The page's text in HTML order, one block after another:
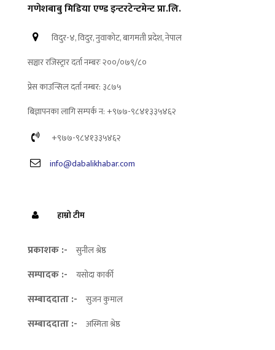
गणेशबाबु मिडिया एण्ड इन्टरटेन्टमेन्ट प्रा.लि.
विदुर-४, विदुर, नुवाकोट, बागमती प्रदेश, नेपाल
सञ्चार रजिस्ट्रार दर्ता नम्बरः २००/०७९/८०
प्रेस काउन्सिल दर्ता नम्बर: ३८७५
बिज्ञापनका लागि सम्पर्क न: +९७७-९८४१३३५४६२
+९७७-९८४१३३५४६२
info@dabalikhabar.com
हाम्रो टीम
प्रकाशक :- सुनील श्रेष्ठ
सम्पादक :- यसोदा कार्की
सम्बाददाता :- सुजन कुमाल
सम्बाददाता :- अस्मिता श्रेष्ठ